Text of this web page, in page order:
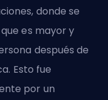
donde se
es mayor y
después de
Esto fue
por un